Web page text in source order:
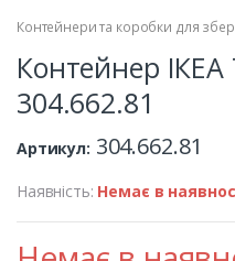
Контейнери та коробки для
Контейнер ІКЕА
304.662.81
Артикул: 304.662.81
Наявність: Немає в